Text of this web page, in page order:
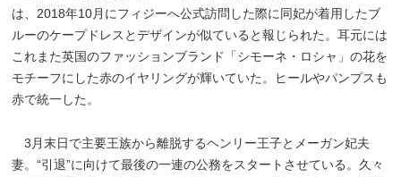
は、2018年10月にフィジーへ公式訪問した際に同妃が着用したブ
ルーのケープドレスとデザインが似ていると報じられた。耳元には
これまた英国のファッションブランド「シモーネ・ロシャ」の花を
モチーフにした赤のイヤリングが輝いていた。ヒールやパンプスも
赤で統一した。
3月末日で主要王族から離脱するヘンリー王子とメーガン妃夫
妻。“引退”に向けて最後の一連の公務をスタートさせている。久々